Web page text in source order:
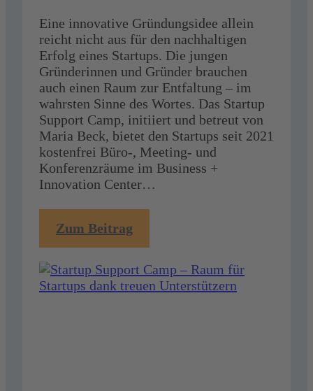
Eine innovative Gründungsidee allein
reicht nicht aus für den nachhaltigen
Erfolg eines Startups. Die jungen
Gründerinnen und Gründer brauchen
auch einen Raum zur Entfaltung – im
wahrsten Sinne des Wortes. Das Startup
Support Camp, initiiert und betreut von
Maria Beck, bietet den Startups seit 2021
kostenfrei Büro-, Meeting- und
Konferenzräume im Business +
Innovation Center…
Zum Beitrag
Camp
–